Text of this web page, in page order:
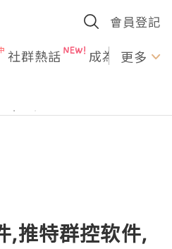
會員登記
社群熱話 成為U更多
,推特群控软件,